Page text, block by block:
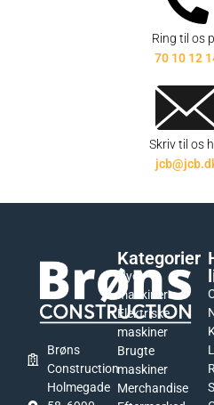
Ring til os
70 10 12
Skriv til os
Brøns
Construction
Holmegade
Kategorier
Nye
maskiner
Elektriske
maskiner
Brugte
maskiner
Merchandise